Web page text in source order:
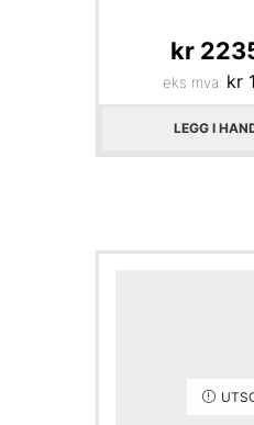
kr
eks mva: kr
LEGG I